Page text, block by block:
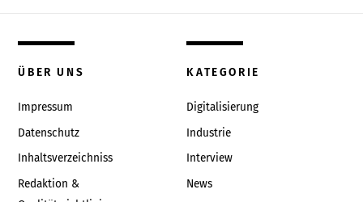
ÜBER UNS
Impressum
Datenschutz
Inhaltsverzeichniss
Redaktion &
KATEGORIE
Digitalisierung
Industrie
Interview
News